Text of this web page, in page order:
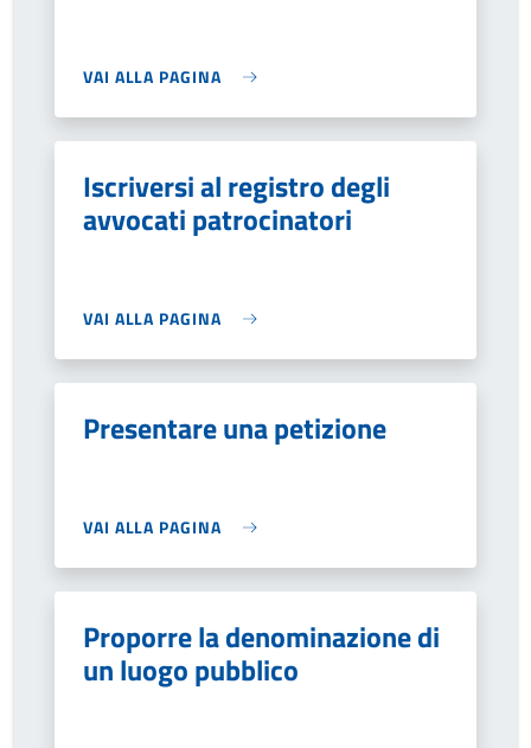
VAI ALLA PAGINA
Iscriversi al registro degli
avvocati patrocinatori
VAI ALLA PAGINA
Presentare una petizione
VAI ALLA PAGINA
Proporre la denominazione di
un luogo pubblico